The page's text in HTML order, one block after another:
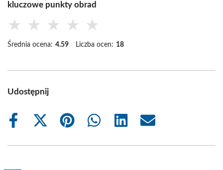
kluczowe punkty obrad
★ ★ ★ ★ ★
Średnia ocena: 4.59 Liczba ocen: 18
Udostępnij
Share
Share
(Twitter)
Share
Share
Share
Share